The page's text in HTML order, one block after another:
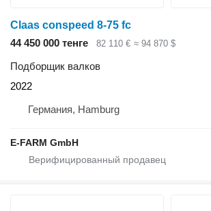
Claas conspeed 8-75 fc
44 450 000 тенге
82 110 € ≈ 94 870 $
Подборщик валков
2022
Германия, Hamburg
E-FARM GmbH